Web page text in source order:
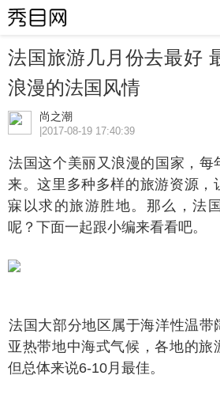
法国旅游几月份去最好
浪漫的法国风情
尚之潮
|2017-08-19 17:40:39
这个美丽又浪漫的国家，每
来。这里多种多样的旅游资源，
寐以求的旅游胜地。那么，法
呢？下面一起跟小编来看看吧。
大部分地区属于海洋性温带
亚热带地中海式气候，各地的旅
但总体来说6-10月最佳。